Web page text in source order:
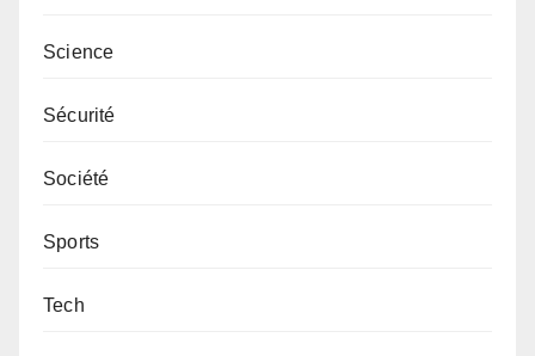
Science
Sécurité
Société
Sports
Tech